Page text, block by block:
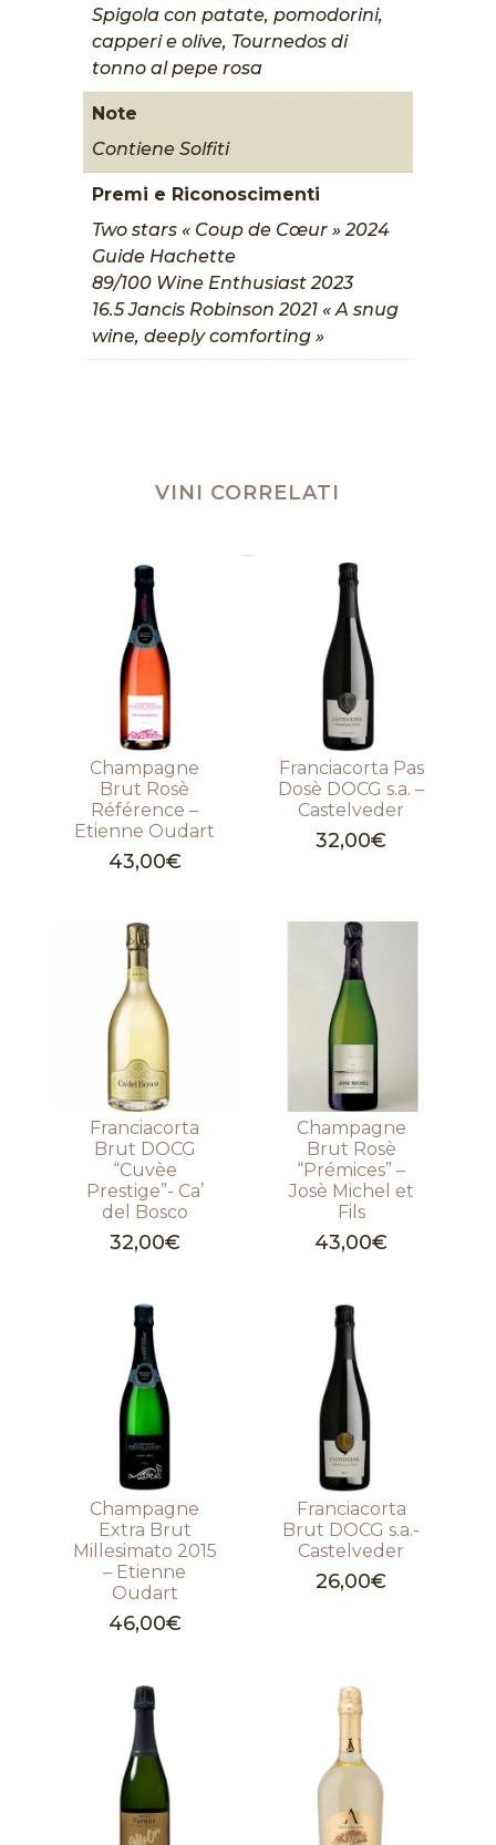
Spigola con patate, pomodorini,
capperi e olive, Tournedos di
tonno al pepe rosa
Note
Contiene Solfiti
Premi e Riconoscimenti
Two stars « Coup de Cœur » 2024
Guide Hachette
89/100 Wine Enthusiast 2023
16.5 Jancis Robinson 2021 « A snug
wine, deeply comforting »
VINI CORRELATI
Champagne
Brut Rosè
Référence –
Etienne Oudart
43,00€
Franciacorta Pas
Dosè DOCG s.a. –
Castelveder
32,00€
Franciacorta
Brut DOCG
“Cuvèe
Prestige”- Ca’
del Bosco
32,00€
Champagne
Brut Rosè
“Prémices” –
Josè Michel et
Fils
43,00€
Champagne
Extra Brut
Millesimato 2015
– Etienne
Oudart
46,00€
Franciacorta
Brut DOCG s.a.-
Castelveder
26,00€